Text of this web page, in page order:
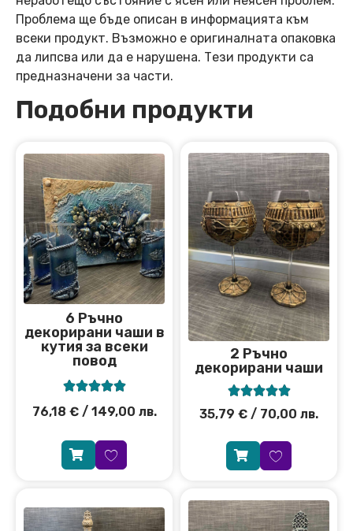
Проблема ще бъде описан в информацията към
всеки продукт. Възможно е оригиналната опаковка
да липсва или да е нарушена. Тези продукти са
предназначени за части.
Подобни продукти
6 Ръчно
декорирани чаши в
кутия за всеки
повод

76,18 €/ 149,00 лв.
2 Ръчно
декорирани чаши

35,79 € / 70,00 лв.